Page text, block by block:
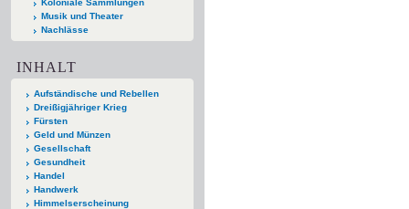
Koloniale Sammlungen
Musik und Theater
Nachlässe
INHALT
Aufständische und Rebellen
Dreißigjähriger Krieg
Fürsten
Geld und Münzen
Gesellschaft
Gesundheit
Handel
Handwerk
Himmelserscheinung